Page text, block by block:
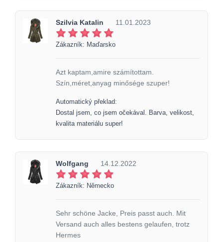
Szilvia Katalin 11.01.2023
Zákazník: Maďarsko
Azt kaptam,amire számítottam.
Szín,méret,anyag minősége szuper!
Automatický překlad:
Dostal jsem, co jsem očekával. Barva, velikost,
kvalita materiálu super!
Wolfgang 14.12.2022
Zákazník: Německo
Sehr schöne Jacke, Preis passt auch. Mit
Versand auch alles bestens gelaufen, trotz
Hermes